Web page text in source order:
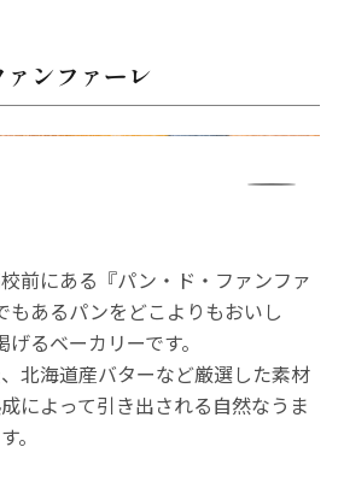
ンファーレ
前にある『パン・ド・ファンファ
もあるパンをどこよりもおいし
るベーカリーです。
北海道産バターなど厳選した素材
によって引き出される自然なうま
。